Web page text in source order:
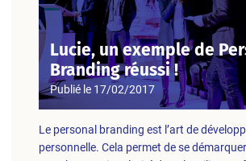
Lucie, un exemple de
Branding réussi !
Publié le 17/02/2017
Le personal branding est l’art de
personnelle. Cela permet de se